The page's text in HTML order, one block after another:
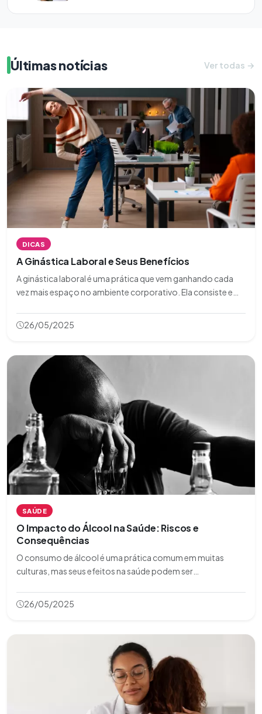
Últimas notícias Ver todas →
DICAS
A Ginástica Laboral e Seus Benefícios
A ginástica laboral é uma prática que vem ganhando cada
vez mais espaço no ambiente corporativo. Ela consiste em
objetivo de prevenir lesões, melhorar a saúde e aumentar a
produtividade dos colabor
26/05/2025
SAÚDE
O Impacto do Álcool na Saúde: Riscos e
Consequências
O consumo de álcool é uma prática comum em muitas
culturas, mas seus efeitos na saúde podem ser
consequências do uso excessivo de álcool, desde danos
físicos até impactos mentais e sociais. Entender esses efei
26/05/2025